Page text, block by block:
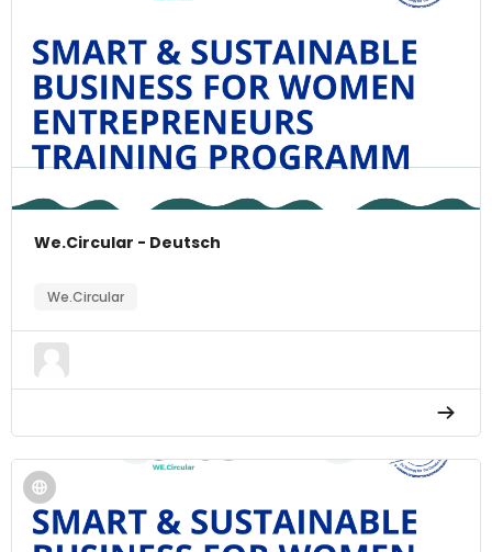
We.Circular - Deutsch
We.Circular